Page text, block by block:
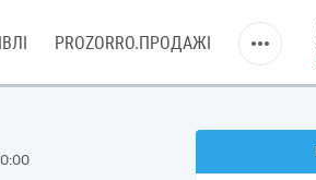
PROZORRO.ПРОДАЖІ